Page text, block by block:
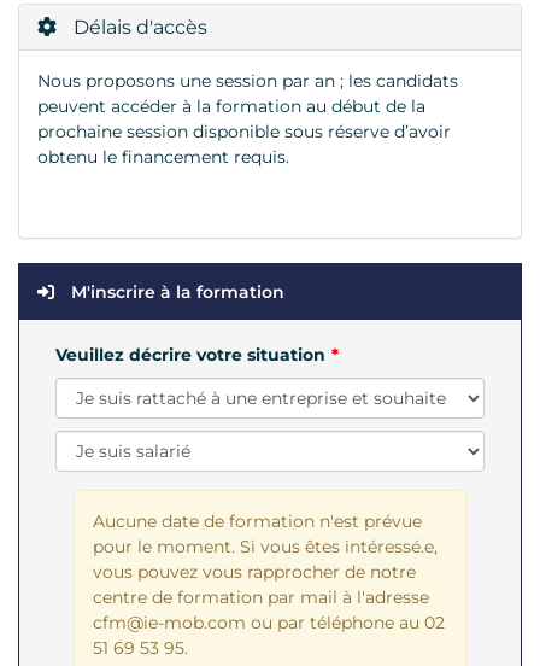
Délais d'accès
Nous proposons une session par an ; les candidats
peuvent accéder à la formation au début de la
prochaine session disponible sous réserve d’avoir
obtenu le financement requis.
M'inscrire à la formation
Veuillez décrire votre situation
Aucune date de formation n'est prévue
pour le moment. Si vous êtes intéressé.e,
vous pouvez vous rapprocher de notre
centre de formation par mail à l'adresse
cfm@ie-mob.com ou par téléphone au 02
51 69 53 95.